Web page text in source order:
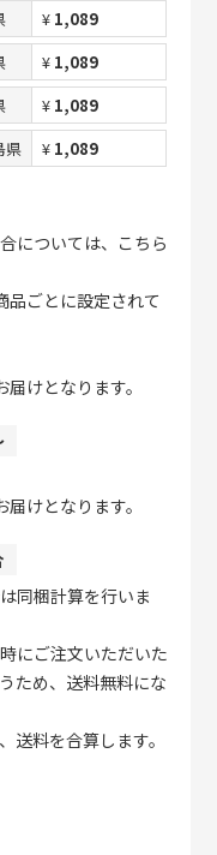
¥ 1,089
¥ 1,089
¥ 1,089
県 ¥ 1,089
については、 こちら
品ごとに設定されて
けとなります。
けとなります。
同梱計算を行いま
にご注文いただいた
ため、送料無料にな
送料を合算します。